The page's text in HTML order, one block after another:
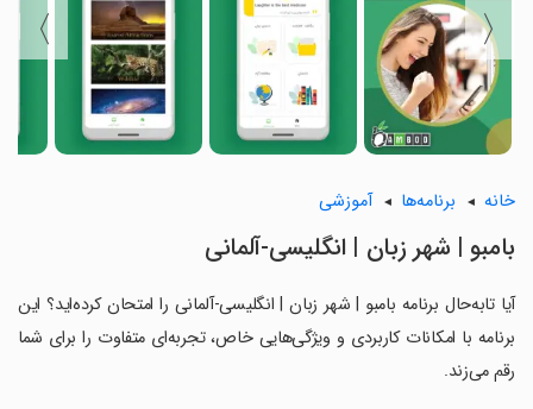
〈
〉
خانه برنامه‌ها آموزشی
بامبو | شهر زبان | انگلیسی-آلمانی
آیا تابه‌حال برنامه بامبو | شهر زبان | انگلیسی-آلمانی را امتحان کرده‌اید؟ این
برنامه با امکانات کاربردی و ویژگی‌هایی خاص، تجربه‌ای متفاوت را برای شما
رقم می‌زند.